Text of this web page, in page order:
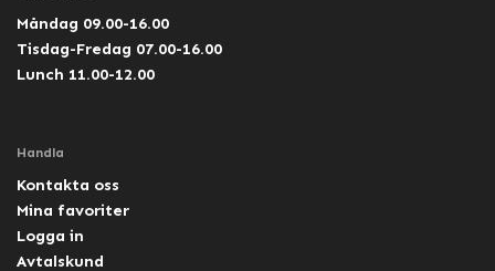
Måndag 09.00-16.00
Tisdag-Fredag 07.00-16.00
Lunch 11.00-12.00
Handla
Kontakta oss
Mina favoriter
Logga in
Avtalskund